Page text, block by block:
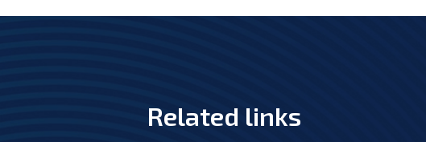
Related links